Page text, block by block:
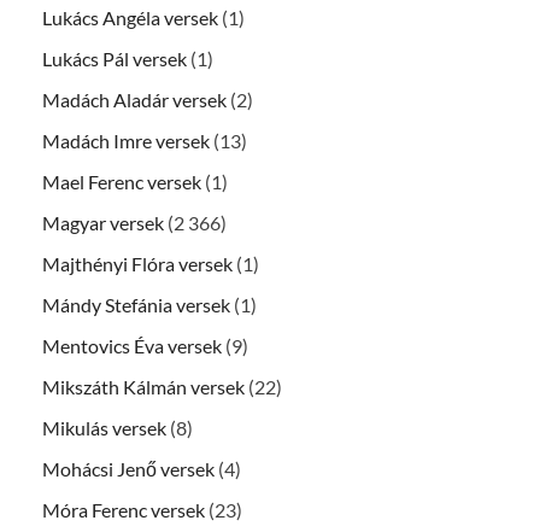
Lukács Angéla versek (1)
Lukács Pál versek (1)
Madách Aladár versek (2)
Madách Imre versek (13)
Mael Ferenc versek (1)
Magyar versek (2 366)
Majthényi Flóra versek (1)
Mándy Stefánia versek (1)
Mentovics Éva versek (9)
Mikszáth Kálmán versek (22)
Mikulás versek (8)
Mohácsi Jenő versek (4)
Móra Ferenc versek (23)